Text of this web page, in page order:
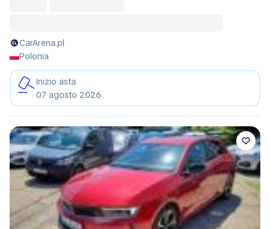
CarArena.pl
Polonia
Inizio asta
07 agosto 2026